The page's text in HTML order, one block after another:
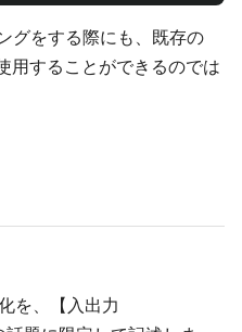
グをする際にも、既存の
用することができるのでは
を、【入出力